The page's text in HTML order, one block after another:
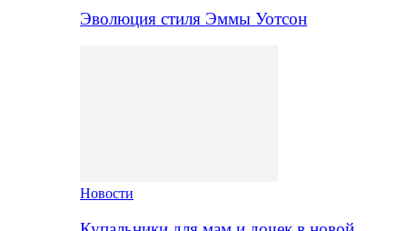
Эволюция стиля Эммы Уотсон
Новости